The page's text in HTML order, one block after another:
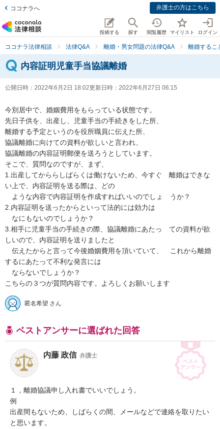
ココナラへ 弁護士の方はこちら
投稿する 探す 閲覧履歴 マイリスト ログイン
ココナラ法律相談 法律Q&A 離婚・男女問題の法律Q&A 離婚するこ
内容証明児童手当協議離婚
公開日時： 2022年6月2日 18:02更新日時： 2022年6月27日 06:15
今別居中で、婚姻費用をもらっている状態です。
先日子供を、出産し、児童手当の手続きをした所、
離婚する予定というのを役所職員に伝えた所、
協議離婚に向けての資料が欲しいと言われ、
協議離婚の内容証明郵便を送ろうとしています。
そこで、質問なのですが、まず、
1.出産してかららしばらくは働けないため、今すぐ　離婚はできな
い上で、内容証明を送る際は、どの
ような内容で内容証明を作成すればいいのでしょ　うか？
2.内容証明を送ったからといって法的には効力は
なにもないのでしょうか？
3.相手に児童手当の手続きの際、協議離婚にあたっ　ての資料が欲
しいので、内容証明を送りましたと
伝えたからと言って今後婚姻費用を頂いていて、　これから離婚
するにあたって不利な発言には
ならないでしょうか？
こちらの３つが質問内容です。よろしくお願いします
匿名希望 さん
ベストアンサーに選ばれた回答
内藤 政信 弁護士
１，離婚協議申し入れ書でいいでしょう。
例
出産間もないため、しばらくの間、メールなどで連絡を取りたい
と思います。